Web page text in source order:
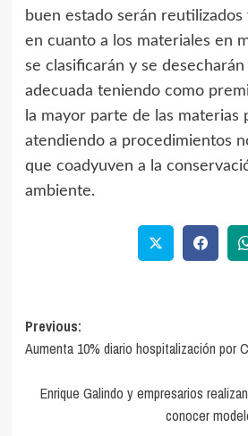
buen estado serán reutilizados
en cuanto a los materiales en
se clasificarán y se
adecuada teniendo como
la mayor parte de las materias
atendiendo a procedimientos
que coadyuven a la
ambiente.
Previous:
Aumenta 10% diario hospitalización por
Enrique Galindo y empresarios
conocer